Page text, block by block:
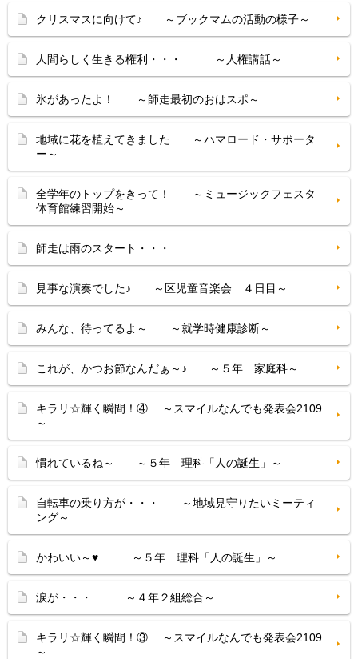
クリスマスに向けて♪ ～ブックマムの活動の様子～
人間らしく生きる権利・・・ ～人権講話～
氷があったよ！ ～師走最初のおはスポ～
地域に花を植えてきました ～ハマロード・サポータ
ー～
全学年のトップをきって！ ～ミュージックフェスタ
体育館練習開始～
師走は雨のスタート・・・
見事な演奏でした♪ ～区児童音楽会 ４日目～
みんな、待ってるよ～ ～就学時健康診断～
これが、かつお節なんだぁ～♪ ～５年 家庭科～
キラリ☆輝く瞬間！④ ～スマイルなんでも発表会2109
～
慣れているね～ ～５年 理科「人の誕生」～
自転車の乗り方が・・・ ～地域見守りたいミーティ
ング～
かわいい～♥ ～５年 理科「人の誕生」～
涙が・・・ ～４年２組総合～
キラリ☆輝く瞬間！③ ～スマイルなんでも発表会2109
～